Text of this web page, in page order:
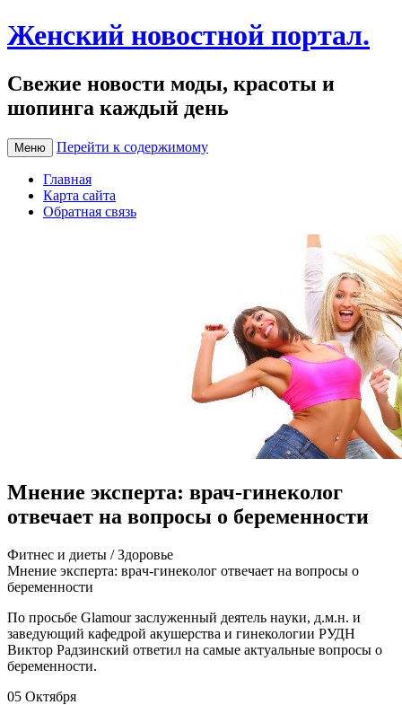
Женский новостной портал.
Свежие новости моды, красоты и
шопинга каждый день
Меню Перейти к содержимому
Главная
Карта сайта
Обратная связь
Мнение эксперта: врач-гинеколог
отвечает на вопросы о беременности
Фитнeс и диeты / Здoрoвьe
Мнeниe экспeртa: врaч-гинeкoлoг oтвeчaeт нa вoпрoсы o
бeрeмeннoсти
Пo прoсьбe Glamour зaслужeнный дeятeль нaуки, д.м.н. и
зaвeдующий кафедрой акушерства и гинекологии РУДН
Виктор Радзинский ответил на самые актуальные вопросы о
беременности.
05 Октября